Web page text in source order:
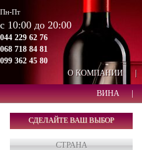
Пн-Пт
с 10:00 до 20:00
044 229 62 76
068 718 84 81
099 362 45 80
О КОМПАНИИ
|
ВИНА
СДЕЛАЙТЕ ВАШ ВЫБОР
СТРАНА